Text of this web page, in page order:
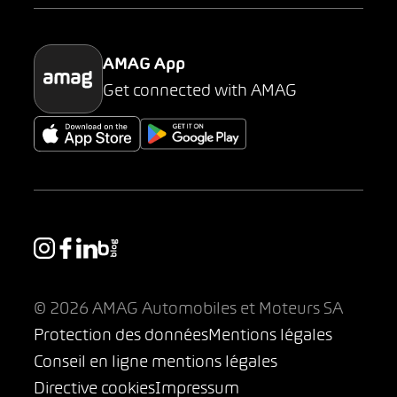
Parking
AMAG App
Get connected with AMAG
© 2026 AMAG Automobiles et Moteurs SA
Protection des donnéesMentions légales
Conseil en ligne mentions légales
Directive cookiesImpressum